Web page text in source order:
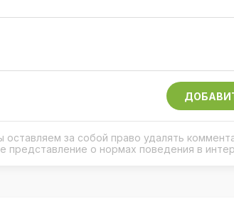
за собой право удалять
представление о нормах поведения в